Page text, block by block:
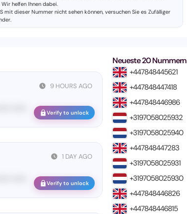
Wir helfen Ihnen dabei.
mit dieser Nummer nicht sehen können, versuchen Sie es Zufälliger
.
9 HOURS AGO
Verify to unlock
1 DAY AGO
Verify to unlock
Neueste 20 Nummern
+447848445621
+447848447418
+447848446986
+3197058025932
+3197058025940
+447848447283
+3197058025931
+3197058025930
+447848446826
+447848446815